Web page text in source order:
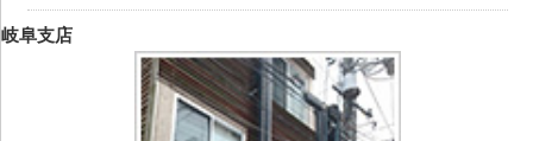
岐阜支店